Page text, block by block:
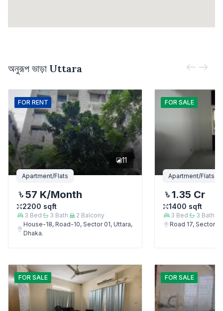
অনুরূপ ভাড়া Uttara
FOR RENT
11
Apartment/Flats
57 K/Month
2200 sqft
3 Bed 3 Bath 2 Balcony
House-18, Road-10, Sector 01, Uttara,
Dhaka.
FOR SALE
Apartment/Flats
1.35 Cr
1400 sqft
3 Bed 3 Bath
Road 17, Sector
FOR SALE FOR SALE